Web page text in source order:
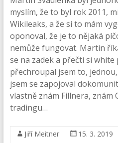
myslím, že to byl rok 2011,
Wikileaks, a že si to mám
oponoval, že je to nějaká
nemůže fungovat. Martin
se na zadek a přečti si white
přechroupal jsem to,
jsem se zapojoval
vlastně znám Fillnera, znám
tradingu…
Jiří Meitner
15. 3. 2019